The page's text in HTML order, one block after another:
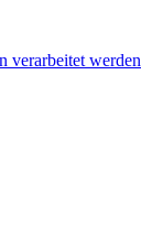
verarbeitet werden